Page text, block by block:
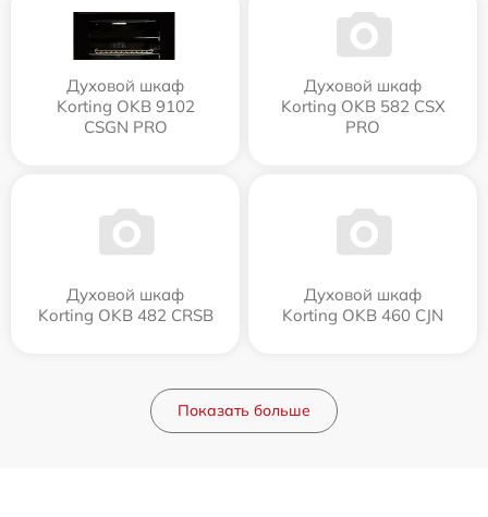
Духовой шкаф
Korting OKB 9102
CSGN PRO
Духовой шкаф
Korting OKB 582 CSX
PRO
Духовой шкаф
Korting OKB 482 CRSB
Духовой шкаф
Korting OKB 460 CJN
Показать больше